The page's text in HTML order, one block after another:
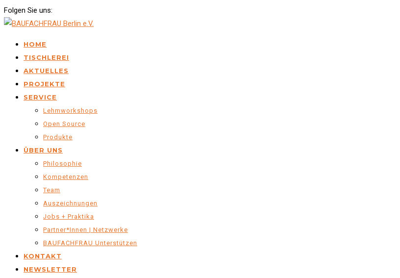
Folgen Sie uns:
HOME
TISCHLEREI
AKTUELLES
PROJEKTE
SERVICE
Lehmworkshops
Open Source
Produkte
ÜBER UNS
Philosophie
Kompetenzen
Team
Auszeichnungen
Jobs + Praktika
Partner*innen | Netzwerke
BAUFACHFRAU Unterstützen
KONTAKT
NEWSLETTER